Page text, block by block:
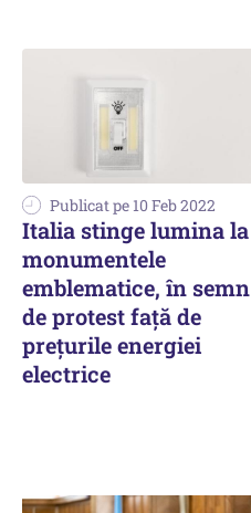
Publicat pe 10 Feb 2022
Italia stinge lumina la
monumentele
emblematice, în semn
de protest faţă de
preţurile energiei
electrice